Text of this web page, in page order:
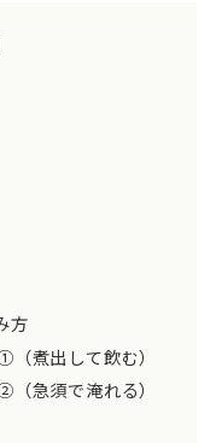
方
煮出して飲む）
急須で淹れる）